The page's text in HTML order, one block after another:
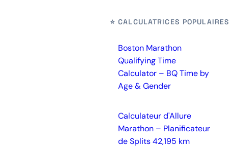
⭐ CALCULATRICES POPULAIRES
Boston Marathon
Qualifying Time
Calculator – BQ Time by
Age & Gender
Calculateur d'Allure
Marathon – Planificateur
de Splits 42,195 km